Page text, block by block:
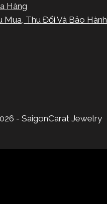
Hàng
Mua, Thu Đổi Và Bảo Hành
- SaigonCarat Jewelry